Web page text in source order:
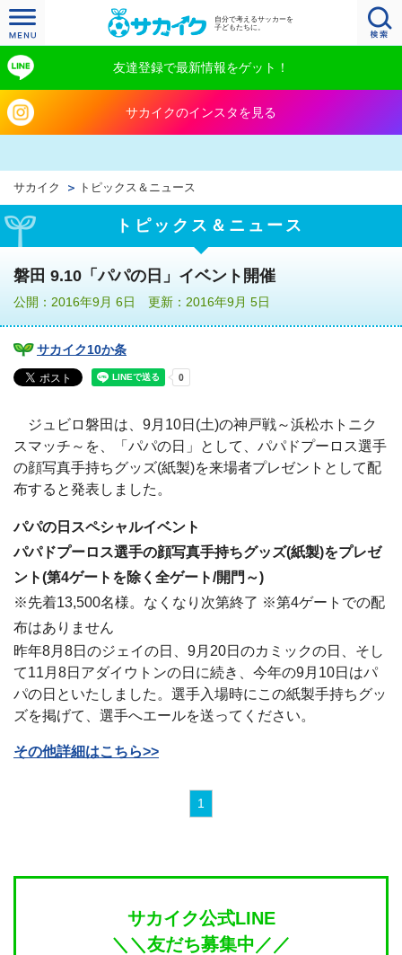
自分で考えるサッカーを
子どもたちに。
友達登録で最新情報をゲット！
サカイクのインスタを見る
サカイク トピックス＆ニュース
トピックス＆ニュース
磐田 9.10「パパの日」イベント開催
公開：2016年9月 6日 更新：2016年9月 5日
サカイク10か条
ジュビロ磐田は、9月10日(土)の神戸戦～浜松ホトニク
スマッチ～を、「パパの日」として、パパドプーロス選手
の顔写真手持ちグッズ(紙製)を来場者プレゼントとして配
布すると発表しました。
パパの日スペシャルイベント
パパドプーロス選手の顔写真手持ちグッズ(紙製)をプレゼ
ント(第4ゲートを除く全ゲート/開門～)
※先着13,500名様。なくなり次第終了 ※第4ゲートでの配
布はありません
昨年8月8日のジェイの日、9月20日のカミックの日、そし
て11月8日アダイウトンの日に続き、今年の9月10日はパ
パの日といたしました。選手入場時にこの紙製手持ちグッ
ズを掲げて、選手へエールを送ってください。
その他詳細はこちら>>
1
サカイク公式LINE
＼＼友だち募集中／／